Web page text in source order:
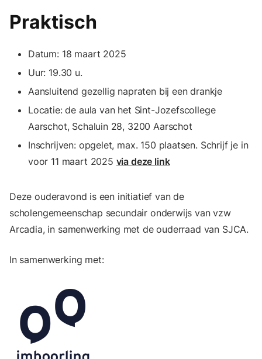
Praktisch
Datum: 18 maart 2025
Uur: 19.30 u.
Aansluitend gezellig napraten bij een drankje
Locatie: de aula van het Sint-Jozefscollege
Aarschot, Schaluin 28, 3200 Aarschot
Inschrijven: opgelet, max. 150 plaatsen. Schrijf je in
voor 11 maart 2025 via deze link
Deze ouderavond is een initiatief van de
scholengemeenschap secundair onderwijs van vzw
Arcadia, in samenwerking met de ouderraad van SJCA.
In samenwerking met: